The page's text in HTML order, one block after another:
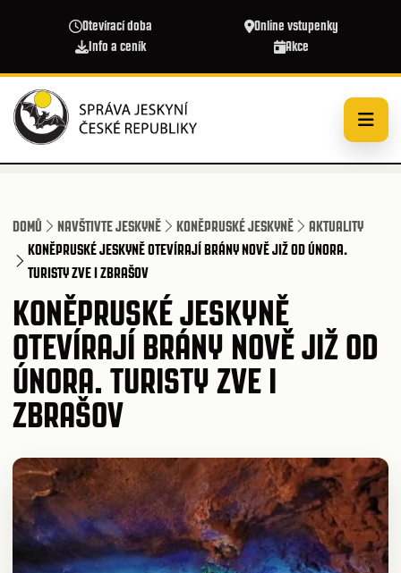
Otevírací doba
Online vstupenky
Info a ceník
Akce
DOMŮ NAVŠTIVTE JESKYNĚ KONĚPRUSKÉ JESKYNĚ
AKTUALITY
KONĚPRUSKÉ JESKYNĚ OTEVÍRAJÍ BRÁNY NOVĚ JIŽ OD ÚNORA.
TURISTY ZVE I ZBRAŠOV
KONĚPRUSKÉ JESKYNĚ
OTEVÍRAJÍ BRÁNY NOVĚ JIŽ OD
ÚNORA. TURISTY ZVE I
ZBRAŠOV